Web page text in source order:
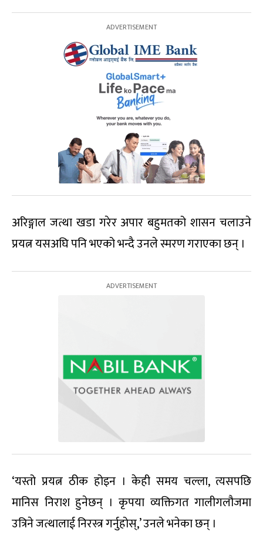
अरिङ्गाल जत्था खडा गरेर अपार बहुमतको शासन चलाउने
प्रयत्न यसअघि पनि भएको भन्दै उनले स्मरण गराएका छन् ।
‘यस्तो प्रयत्न ठीक होइन । केही समय चल्ला, त्यसपछि
मानिस निराश हुनेछन् । कृपया व्यक्तिगत गालीगलौजमा
उत्रिने जत्थालाई निरस्त्र गर्नुहोस्,’ उनले भनेका छन् ।